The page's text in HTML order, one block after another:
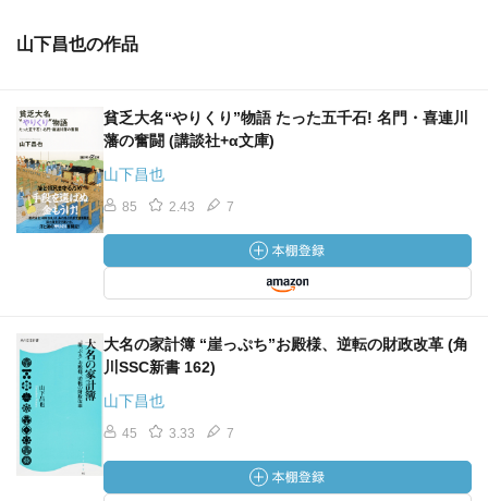
山下昌也の作品
貧乏大名“やりくり”物語 たった五千石! 名門・喜連川
藩の奮闘 (講談社+α文庫)
山下昌也
85 2.43 7
大名の家計簿 “崖っぷち”お殿様、逆転の財政改革 (角
川SSC新書 162)
山下昌也
45 3.33 7